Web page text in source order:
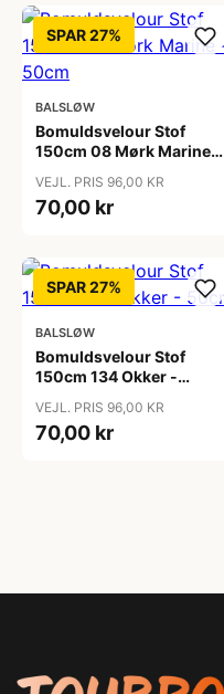
SPAR 27%
BALSLØW
Bomuldsvelour Stof
150cm 08 Mørk Marine -
VEJL. PRIS 96,00 KR
70,00 kr
SPAR 27%
BALSLØW
Bomuldsvelour Stof
150cm 134 Okker -
VEJL. PRIS 96,00 KR
70,00 kr